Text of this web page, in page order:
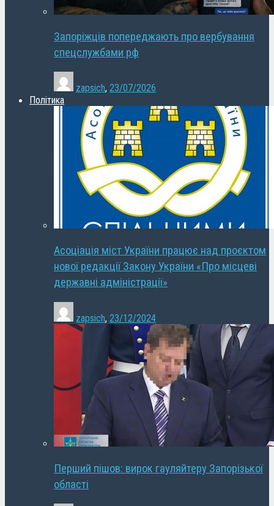
Запоріжців попереджають про вербування
спецслужбами рф
zapsich, 23/07/2026
Політика
Асоціація міст України працює над проєктом
нової редакції Закону України «Про місцеві
державні адміністрації»
zapsich, 23/12/2024
Перший пішов: вирок гауляйтеру Запорізької
області